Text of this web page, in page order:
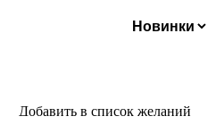
Добавить в список желаний